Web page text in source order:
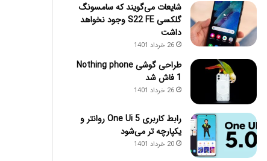
شایعات می‌گویند که سامسونگ
گلکسی S22 FE وجود نخواهد
داشت
26 خرداد 1401
طراحی گوشی Nothing phone
1 فاش شد
26 خرداد 1401
رابط کاربری One Ui 5 روانتر و
یکپارچه تر می‌شود
20 خرداد 1401